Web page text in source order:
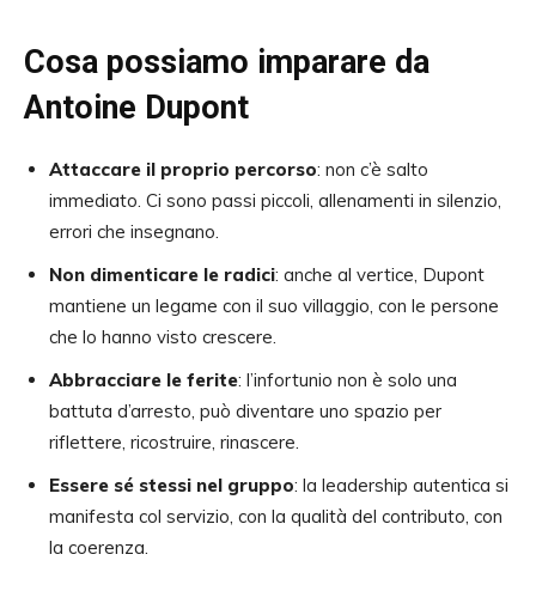
Cosa possiamo imparare da
Antoine Dupont
Attaccare il proprio percorso: non c’è salto
immediato. Ci sono passi piccoli, allenamenti in silenzio,
errori che insegnano.
Non dimenticare le radici: anche al vertice, Dupont
mantiene un legame con il suo villaggio, con le persone
che lo hanno visto crescere.
Abbracciare le ferite: l’infortunio non è solo una
battuta d’arresto, può diventare uno spazio per
riflettere, ricostruire, rinascere.
Essere sé stessi nel gruppo: la leadership autentica si
manifesta col servizio, con la qualità del contributo, con
la coerenza.